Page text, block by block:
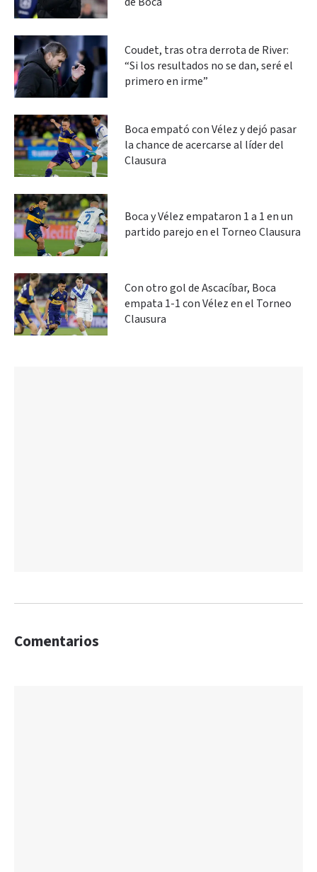
Coudet, tras otra derrota de River:
“Si los resultados no se dan, seré el
primero en irme”
Boca empató con Vélez y dejó pasar
la chance de acercarse al líder del
Clausura
Boca y Vélez empataron 1 a 1 en un
partido parejo en el Torneo Clausura
Con otro gol de Ascacíbar, Boca
empata 1-1 con Vélez en el Torneo
Clausura
Comentarios